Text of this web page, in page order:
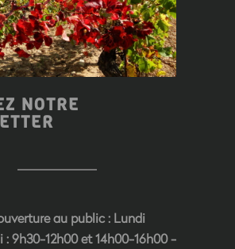
NOTRE
au public: Lundi
: 9h30-12h00 et 14h00-16h00 -